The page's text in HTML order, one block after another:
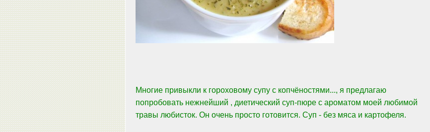
Многие привыкли к гороховому супу с копчёностями..., я предлагаю
попробовать нежнейший , диетический суп-пюре с ароматом моей любимой
травы любисток. Он очень просто готовится. Суп - без мяса и картофеля.